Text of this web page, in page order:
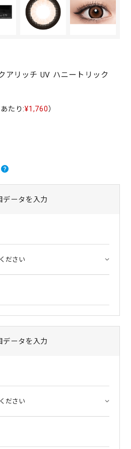
アリッチ UV ハニートリック
あたり:¥1,760）
データを入力
データを入力